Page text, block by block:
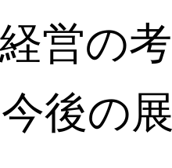
営の考
後の